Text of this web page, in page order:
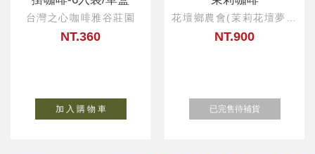
台灣之心咖啡雅谷莊園
NT.360
加 入 購 物 車
花壇鄉農會(茉莉花壇夢想
館)
NT.900
已完售待補貨